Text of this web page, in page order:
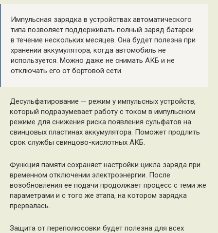
Импульсная зарядка в устройствах автоматического
типа позволяет поддерживать полный заряд батареи
в течение нескольких месяцев. Она будет полезна при
хранении аккумулятора, когда автомобиль не
используется. Можно даже не снимать АКБ и не
отключать его от бортовой сети.
Десульфатирование — режим у импульсных устройств,
который подразумевает работу с током в импульсном
режиме для снижения риска появления сульфатов на
свинцовых пластинах аккумулятора. Поможет продлить
срок службы свинцово-кислотных АКБ.
Функция памяти сохраняет настройки цикла заряда при
временном отключении электроэнергии. После
возобновления ее подачи продолжает процесс с теми же
параметрами и с того же этапа, на котором зарядка
прервалась.
Защита от переполюсовки будет полезна для всех